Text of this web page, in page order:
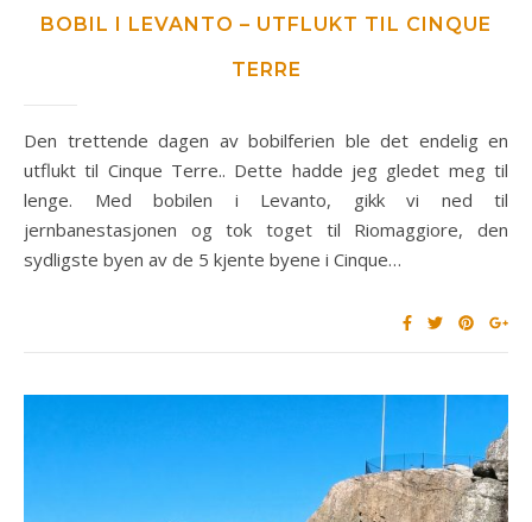
BOBIL I LEVANTO – UTFLUKT TIL CINQUE
TERRE
Den trettende dagen av bobilferien ble det endelig en
utflukt til Cinque Terre.. Dette hadde jeg gledet meg til
lenge. Med bobilen i Levanto, gikk vi ned til
jernbanestasjonen og tok toget til Riomaggiore, den
sydligste byen av de 5 kjente byene i Cinque…